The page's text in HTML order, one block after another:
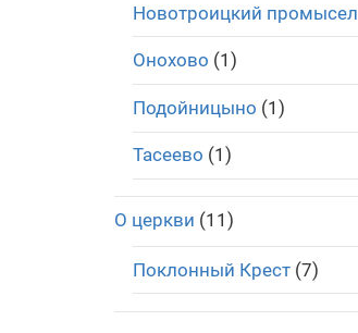
Новотроицкий промысел
Онохово (1)
Подойницыно (1)
Тасеево (1)
О церкви (11)
Поклонный Крест(7)